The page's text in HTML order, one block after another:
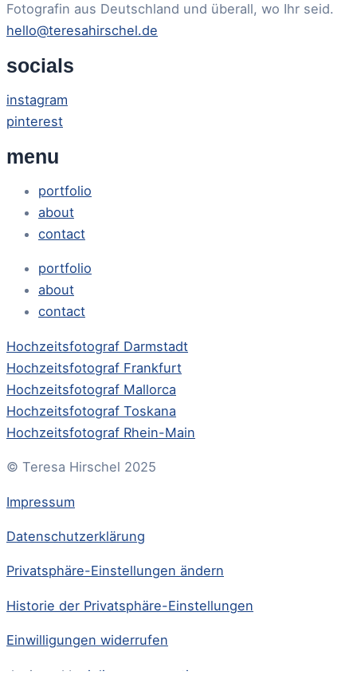
Fotografin aus Deutschland und überall, wo Ihr seid.
hello@teresahirschel.de
socials
instagram
pinterest
menu
portfolio
about
contact
portfolio
about
contact
Hochzeitsfotograf Darmstadt
Hochzeitsfotograf Frankfurt
Hochzeitsfotograf Mallorca
Hochzeitsfotograf Toskana
Hochzeitsfotograf Rhein-Main
© Teresa Hirschel 2025
Impressum
Datenschutzerklärung
Privatsphäre-Einstellungen ändern
Historie der Privatsphäre-Einstellungen
Einwilligungen widerrufen
designed by juliarennercreative